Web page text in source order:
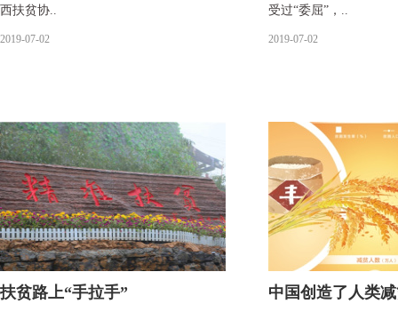
西扶贫协..
2019-07-02
受过“委屈”，..
2019-07-02
扶贫路上“手拉手” 中国创造了人类